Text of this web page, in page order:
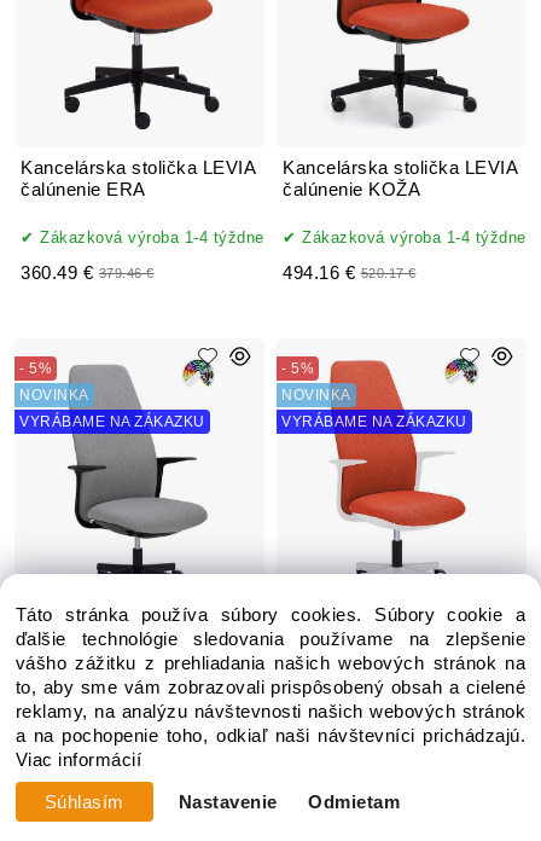
Kancelárska stolička LEVIA
čalúnenie ERA
Zákazková výroba 1-4 týždne
360.49 € 379.46 €
Kancelárska stolička LEVIA
čalúnenie KOŽA
Zákazková výroba 1-4 týždne
494.16 € 520.17 €
Kancelárska stolička LEVIA
čalúnenie KOŽENKA
Arizona
- 5%
NOVINKA
VYRÁBAME NA ZÁKAZKU
Zákazková výroba 1-4 týždne
360.49 € 379.46 €
Kancelárska stolička LEVIA
čalúnenie KOŽENKA
Valencia, Silvertex
- 5%
NOVINKA
VYRÁBAME NA ZÁKAZKU
Táto stránka používa súbory cookies. Súbory cookie a
ďalšie technológie sledovania používame na zlepšenie
vášho zážitku z prehliadania našich webových stránok na
to, aby sme vám zobrazovali prispôsobený obsah a cielené
reklamy, na analýzu návštevnosti našich webových stránok
a na pochopenie toho, odkiaľ naši návštevníci prichádzajú.
Viac informácií
Súhlasím Nastavenie Odmietam